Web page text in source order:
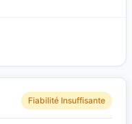
Fiabilité Insuffisante